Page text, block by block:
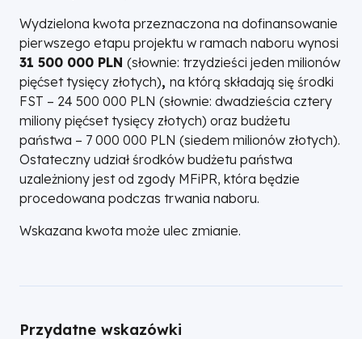
Wydzielona kwota przeznaczona na dofinansowanie
pierwszego etapu projektu w ramach naboru wynosi
31 500 000 PLN (słownie: trzydzieści jeden milionów
pięćset tysięcy złotych), na którą składają się środki
FST – 24 500 000 PLN (słownie: dwadzieścia cztery
miliony pięćset tysięcy złotych) oraz budżetu
państwa – 7 000 000 PLN (siedem milionów złotych).
Ostateczny udział środków budżetu państwa
uzależniony jest od zgody MFiPR, która będzie
procedowana podczas trwania naboru.
Wskazana kwota może ulec zmianie.
Przydatne wskazówki